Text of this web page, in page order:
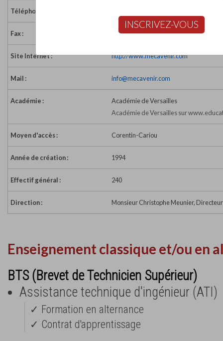
Téléphone :
Fax : 01 55 23 24 00
Site Internet : http://www.mecavenir.com
Mail : info@mecavenir.com
Académie :
Académie de Versailles
Académie de Versailles sur
Moyen d'accès : Corentin-Cariou
Année de création : 1994
Effectif général : 240
Direction : Monsieur Christophe Meunier, Directeur
Enseignement classique et/ou en
BTS (Brevet de Technicien Supérieur)
Assistance technique d'ingénieur (ATI)
✓ Formation en alternance
✓ Contrat d'apprentissage
INSCRIVEZ-VOUS